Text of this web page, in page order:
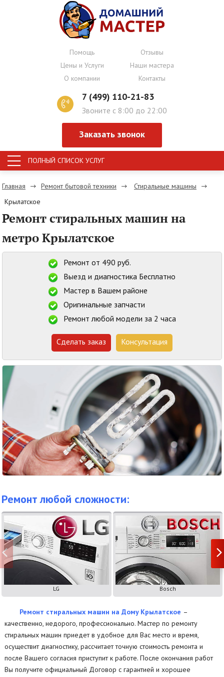
Помощь
Отзывы
Цены и Услуги
Наши мастера
О компании
Контакты
7 (499) 110-21-83
Звоните с 8:00 до 22:00
Заказать звонок
ПОЛНЫЙ СПИСОК УСЛУГ
Главная Ремонт бытовой техники Стиральные машины
Крылатское
Ремонт стиральных машин на
метро Крылатское
Ремонт от 490 руб.
Выезд и диагностика Бесплатно
Мастер в Вашем районе
Оригинальные запчасти
Ремонт любой модели за 2 часа
Сделать заказ Консультация
Ремонт любой сложности:
LG Bosch
Ремонт стиральных машин на Дому Крылатское –
качественно, недорого, профессионально. Мастер по ремонту
стиральных машин приедет в удобное для Вас место и время,
осуществит диагностику, рассчитает точную стоимость ремонта и
после Вашего согласия приступит к работе. После окончания работ
Вы получите официальный Договор с гарантией и хорошее